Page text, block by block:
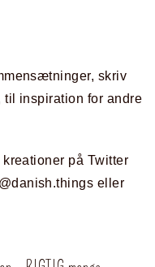
skriv
til inspiration for andre
på Twitter
eller